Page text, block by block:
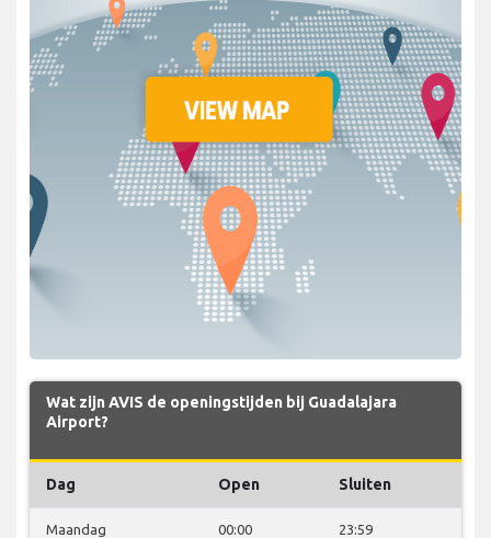
Wat zijn AVIS de openingstijden bij Guadalajara
Airport?
Dag Open Sluiten
Maandag 00:00 23:59